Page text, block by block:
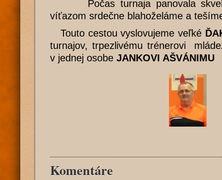
Počas turnaja panovala skvelá
víťazom srdečne blahoželáme a
Touto cestou vyslovujeme veľké
turnajov, trpezlivému trénerovi
v jednej osobe JANKOVI AŠVÁNIMU
Komentáre